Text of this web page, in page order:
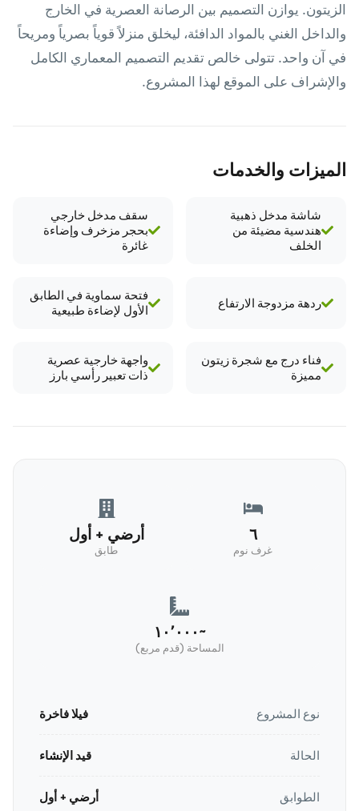
الزيتون. يوازن التصميم بين الرصانة العصرية في الخارج
والداخل الغني بالمواد الدافئة، ليخلق منزلاً قوياً بصرياً ومريحاً
في آن واحد. تتولى خالص تقديم التصميم المعماري الكامل
والإشراف على الموقع لهذا المشروع.
الميزات والخدمات
شاشة مدخل ذهبية
هندسية مضيئة من
الخلف
سقف مدخل خارجي
بحجر مزخرف وإضاءة
غائرة
ردهة مزدوجة الارتفاع
فتحة سماوية في الطابق
الأول لإضاءة طبيعية
فناء درج مع شجرة زيتون
مميزة
واجهة خارجية عصرية
ذات تعبير رأسي بارز
٦
غرف نوم
أرضي + أول
طابق
~١٠٬٠٠٠
المساحة (قدم مربع)
نوع المشروع فيلا فاخرة
الحالة قيد الإنشاء
الطوابق أرضي + أول